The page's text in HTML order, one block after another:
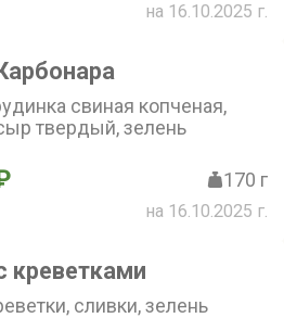
на 16.10.2025 г.
свиная копченая,
твердый, зелень
170 г
на 16.10.2025 г.
креветками
сливки, зелень